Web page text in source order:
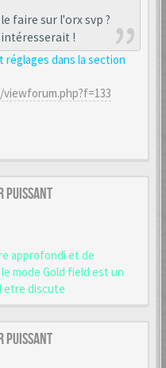
faire sur l'orx svp ?
!
réglages dans la section
puissant
approfondi et de
mode Gold field est un
etre discute
puissant